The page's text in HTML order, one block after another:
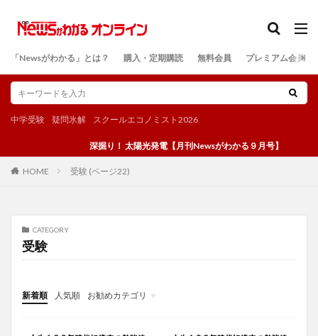
「Newsがわかる」とは？ 購入・定期購読 無料会員 プレミアム会員
中学受験 疑問氷解 スクールエコノミスト2026
深掘り！ 太陽光発電【月刊Newsがわかる９月号】
HOME 受験 (ページ22)
CATEGORY
受験
新着順 人気順
お勧めカテゴリ
投稿
学び
マンガ
電子書籍
検索